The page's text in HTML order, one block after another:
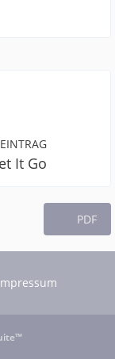
It Go
PDF